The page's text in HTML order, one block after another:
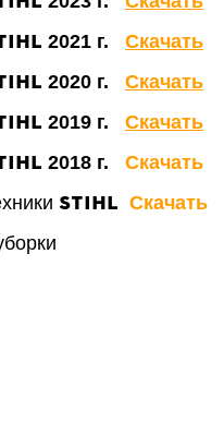
2021 г.
Скачать
2020 г.
Скачать
2019 г.
Скачать
2018 г.
Скачать
STIHL Скачать